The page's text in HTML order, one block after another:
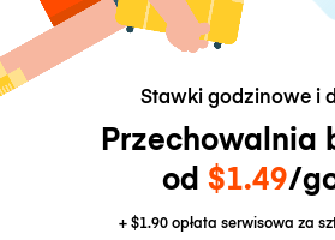
Stawki godzinowe i
Przechowalnia
od $1.49/
+$1.90opłata serwisowa za